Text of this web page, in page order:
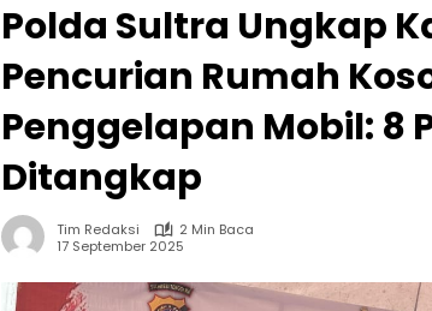
Polda Sultra Ungkap
Pencurian Rumah
Penggelapan Mobil: 8
Ditangkap
Tim Redaksi
2 Min Baca
17 September 2025